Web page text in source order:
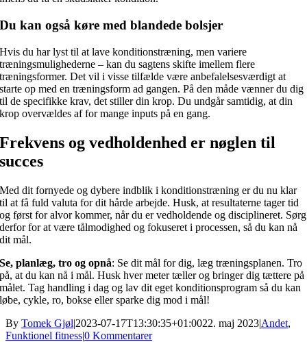
Du kan også køre med blandede bolsjer
Hvis du har lyst til at lave konditionstræning, men variere
træningsmulighederne – kan du sagtens skifte imellem flere
træningsformer. Det vil i visse tilfælde være anbefalelsesværdigt at
starte op med en træningsform ad gangen. På den måde vænner du dig
til de specifikke krav, det stiller din krop. Du undgår samtidig, at din
krop overvældes af for mange inputs på en gang.
Frekvens og vedholdenhed er nøglen til
succes
Med dit fornyede og dybere indblik i konditionstræning er du nu klar
til at få fuld valuta for dit hårde arbejde. Husk, at resultaterne tager tid
og først for alvor kommer, når du er vedholdende og disciplineret. Sørg
derfor for at være tålmodighed og fokuseret i processen, så du kan nå
dit mål.
Se, planlæg, tro og opnå: Se dit mål for dig, læg træningsplanen. Tro
på, at du kan nå i mål. Husk hver meter tæller og bringer dig tættere på
målet. Tag handling i dag og lav dit eget konditionsprogram så du kan
løbe, cykle, ro, bokse eller sparke dig mod i mål!
By Tomek Gjøl|2023-07-17T13:30:35+01:0022. maj 2023|Andet,
Funktionel fitness|0 Kommentarer